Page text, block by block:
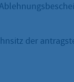
der